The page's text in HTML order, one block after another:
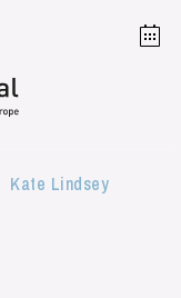
Kate Lindsey